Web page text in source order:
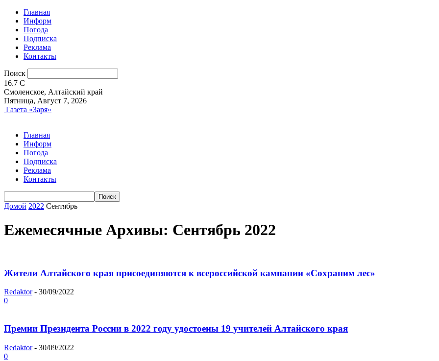
Главная
Информ
Погода
Подписка
Реклама
Контакты
Поиск
16.7 C
Смоленское, Алтайский край
Пятница, Август 7, 2026
Газета «Заря»
Главная
Информ
Погода
Подписка
Реклама
Контакты
Домой 2022 Сентябрь
Ежемесячные Архивы: Сентябрь 2022
Жители Алтайского края присоединяются к всероссийской кампании «Сохраним лес»
Redaktor - 30/09/2022
0
Премии Президента России в 2022 году удостоены 19 учителей Алтайского края
Redaktor - 30/09/2022
0